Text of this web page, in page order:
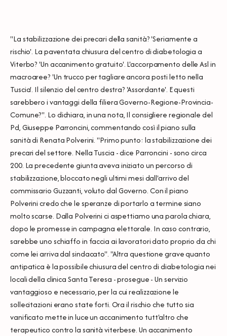
"La stabilizzazione dei precari della sanità? 'Seriamente a
rischio'. La paventata chiusura del centro di diabetologia a
Viterbo? 'Un accanimento gratuito'. L'accorpamento delle Asl in
macroaree? 'Un trucco per tagliare ancora posti letto nella
Tuscia'. Il silenzio del centro destra? 'Assordante'. E questi
sarebbero i vantaggi della filiera Governo-Regione-Provincia-
Comune?". Lo dichiara, in una nota, Il consigliere regionale del
Pd, Giuseppe Parroncini, commentando così il piano sulla
sanità di Renata Polverini. "Primo punto: la stabilizzazione dei
precari del settore. Nella Tuscia - dice Parroncini - sono circa
200. La precedente giunta aveva iniziato un percorso di
stabilizzazione, bloccato negli ultimi mesi dall'arrivo del
commissario Guzzanti, voluto dal Governo. Con il piano
Polverini credo che le speranze di portarlo a termine siano
molto scarse. Dalla Polverini ci aspettiamo una parola chiara,
dopo le promesse in campagna elettorale. In caso contrario,
sarebbe uno schiaffo in faccia ai lavoratori dato proprio da chi
come lei arriva dal sindacato". "Altra questione grave quanto
antipatica è la possibile chiusura del centro di diabetologia nei
locali della clinica Santa Teresa - prosegue - Un servizio
vantaggioso e necessario, per la cui realizzazione le
sollecitazioni erano state forti. Ora il rischio che tutto sia
vanificato mette in luce un accanimento tutt'altro che
terapeutico contro la sanità viterbese. Un accanimento